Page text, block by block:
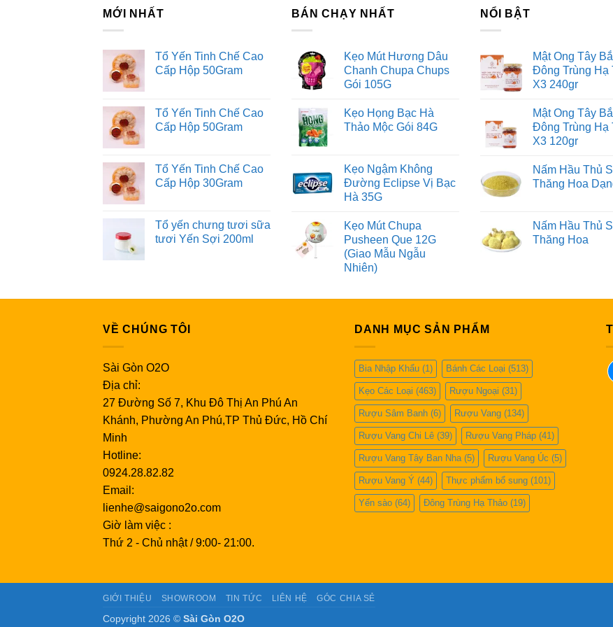
MỚI NHẤT
Tổ Yến Tinh Chế Cao
Cấp Hộp 50Gram
Tổ Yến Tinh Chế Cao
Cấp Hộp 50Gram
Tổ Yến Tinh Chế Cao
Cấp Hộp 30Gram
Tổ yến chưng tươi sữa
tươi Yến Sợi 200ml
BÁN CHẠY NHẤT
Kẹo Mút Hương Dâu
Chanh Chupa Chups
Gói 105G
Kẹo Họng Bạc Hà
Thảo Mộc Gói 84G
Kẹo Ngậm Không
Đường Eclipse Vị Bạc
Hà 35G
Kẹo Mút Chupa
Pusheen Que 12G
(Giao Mẫu Ngẫu
Nhiên)
NỔI BẬT
Mật Ong Tây
Đông Trùng Hạ
X3 240gr
Mật Ong Tây
Đông Trùng Hạ
X3 120gr
Nấm Hầu Thủ
Thăng Hoa
Nấm Hầu Thủ
Thăng Hoa
VỀ CHÚNG TÔI
Sài Gòn O2O
Địa chỉ:
27 Đường Số 7, Khu Đô Thị An Phú An
Khánh, Phường An Phú,TP Thủ Đức, Hồ Chí
Minh
Hotline:
0924.28.82.82
Email:
lienhe@saigono2o.com
Giờ làm việc :
Thứ 2 - Chủ nhật / 9:00- 21:00.
DANH MỤC SẢN PHẨM
Bia Nhập Khẩu (1) Bánh Các Loại (513)
Kẹo Các Loại (463) Rượu Ngoại (31)
Rượu Sâm Banh (6) Rượu Vang (134)
Rượu Vang Chi Lê (39) Rượu Vang Pháp (41)
Rượu Vang Tây Ban Nha(5) Rượu Vang Úc (5)
Rượu Vang Ý (44) Thực phẩm bổ sung (101)
Yến sào (64) Đông Trùng Hạ Thảo (19)
GIỚI THIỆU SHOWROOM TIN TỨC LIÊN HỆ GÓC CHIA SẺ
Copyright 2026 © Sài Gòn O2O